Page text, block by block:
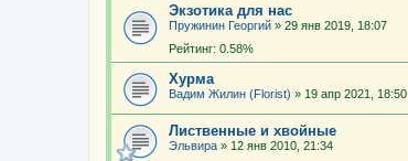
Экзотика для нас
Пружинин Георгий » 29 янв 2019, 18:07
Рейтинг: 0.58%
Хурма
Вадим Жилин (Florist) » 19 апр 2021, 18:50
Лиственные и хвойные
Эльвира » 12 янв 2010, 21:34